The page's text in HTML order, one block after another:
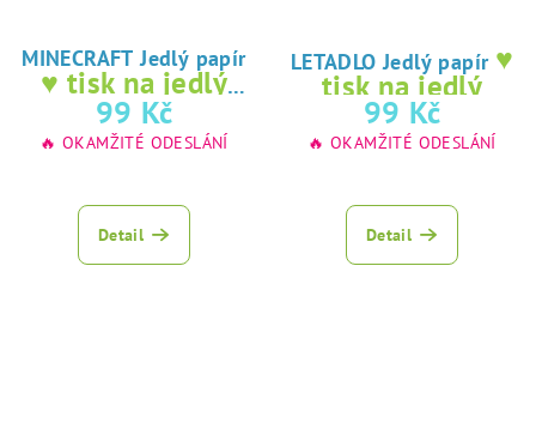
MINECRAFT Jedlý papír
♥ tisk na jedlý
papír
99 Kč
🔥 OKAMŽITÉ ODESLÁNÍ
hodnocení
produktu
Detail
LETADLO Jedlý papír ♥
tisk na jedlý
papír
99 Kč
🔥 OKAMŽITÉ ODESLÁNÍ
Detail